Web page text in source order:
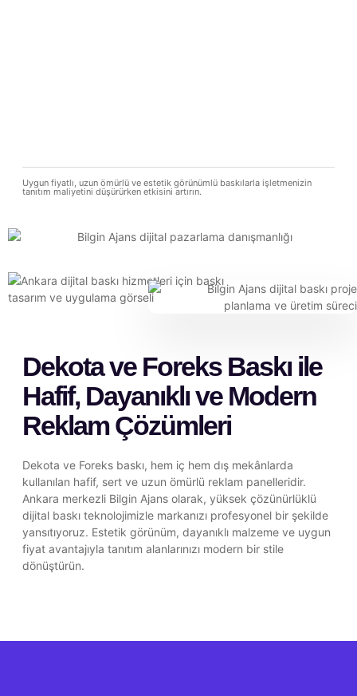
Uygun fiyatlı, uzun ömürlü ve estetik görünümlü baskılarla işletmenizin
tanıtım maliyetini düşürürken etkisini artırın.
Dekota ve Foreks Baskı ile
Hafif, Dayanıklı ve Modern
Reklam Çözümleri
Dekota ve Foreks baskı, hem iç hem dış mekânlarda
kullanılan hafif, sert ve uzun ömürlü reklam panelleridir.
Ankara merkezli Bilgin Ajans olarak, yüksek çözünürlüklü
dijital baskı teknolojimizle markanızı profesyonel bir şekilde
yansıtıyoruz. Estetik görünüm, dayanıklı malzeme ve uygun
fiyat avantajıyla tanıtım alanlarınızı modern bir stile
dönüştürün.